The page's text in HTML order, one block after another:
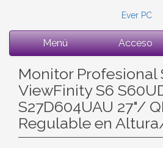
Ever PC
Menú Acceso
Monitor Profesional
ViewFinity S6
S27D604UAU 27"/
Regulable en